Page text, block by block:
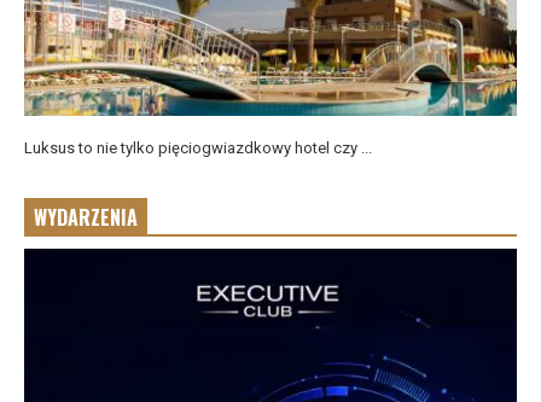
Luksus to nie tylko pięciogwiazdkowy hotel czy ...
WYDARZENIA